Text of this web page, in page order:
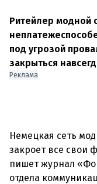
Ритейлер модной
под угрозой
закрыться
Реклама
Немецкая сеть
закроет все свои
пишет журнал
отдела